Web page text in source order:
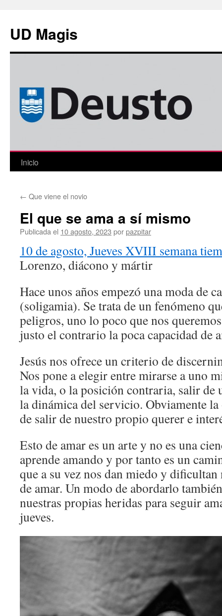
contenido
UD Magis
Inicio
← Que viene el novio
El que se ama a sí mismo
Publicada el 10 agosto, 2023 porpazpitar
10 de agosto, Jueves XVIII semana
Lorenzo, diácono y mártir
Hace unos años empezó una moda de
(soligamia). Se trata de un fenómeno
peligros, uno lo poco que nos
justo el contrario la poca capacidad de
Jesús nos ofrece un criterio de
Nos pone a elegir entre mirarse a uno
la vida, o la posición contraria, salir de
la dinámica del servicio. Obviamente
de salir de nuestro propio querer e
Esto de amar es un arte y no es una
aprende amando y por tanto es un
que a su vez nos dan miedo y dificultan
de amar. Un modo de abordarlo
nuestras propias heridas para seguir
jueves.